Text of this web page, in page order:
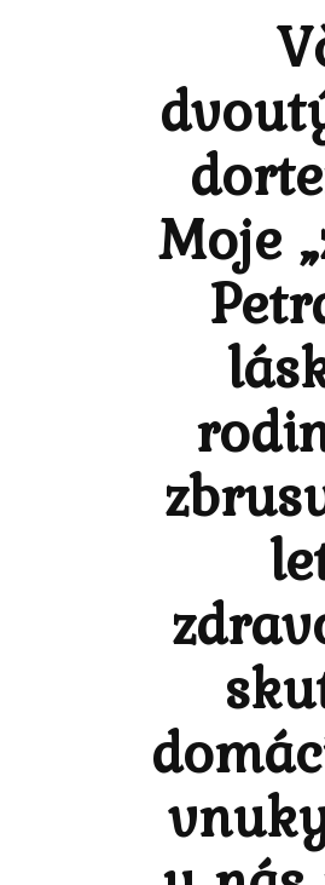
Moje